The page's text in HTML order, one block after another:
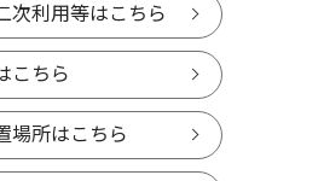
次利用等はこちら
こちら
場所はこちら